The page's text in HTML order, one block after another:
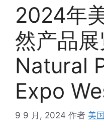
2024年
然产品
Natural
Expo
9 9 月, 2024 作者 美